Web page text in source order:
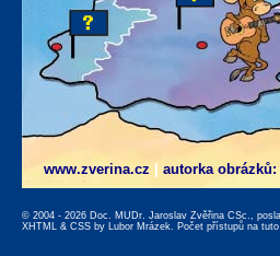
www.zverina.cz autorka
© 2004 - 2026 Doc. MUDr. Jaroslav Zvěřina CSc.,
XHTML & CSS by Lubor Mrázek. Počet přístupů na